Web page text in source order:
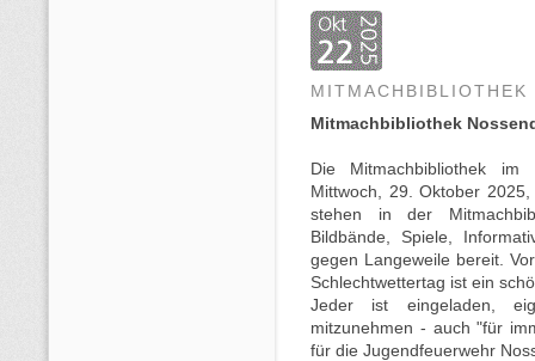
MITMACHBIBLIOTHEK
Mitmachbibliothek
Die Mitmachbibliothek
Mittwoch, 29. Oktober
stehen in der
Bildbände, Spiele,
gegen Langeweile bereit.
Schlechtwettertag ist ein
Jeder ist eingeladen,
mitzunehmen - auch "für
für die Jugendfeuerwehr